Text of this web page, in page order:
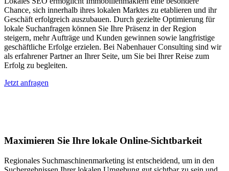
Chance, sich innerhalb ihres lokalen Marktes zu etablieren und ihr
Geschäft erfolgreich auszubauen. Durch gezielte Optimierung für
lokale Suchanfragen können Sie Ihre Präsenz in der Region
steigern, mehr Aufträge und Kunden gewinnen sowie langfristige
geschäftliche Erfolge erzielen. Bei Nabenhauer Consulting sind wir
als erfahrener Partner an Ihrer Seite, um Sie bei Ihrer Reise zum
Erfolg zu begleiten.
Jetzt anfragen
Maximieren Sie Ihre lokale Online-Sichtbarkeit
Regionales Suchmaschinenmarketing ist entscheidend, um in den